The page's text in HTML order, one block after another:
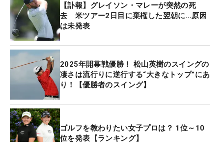
【訃報】グレイソン・マレーが突然の死
去 米ツアー2日目に棄権した翌朝に…原因
は未発表
2025年開幕戦優勝！ 松山英樹のスイングの
凄さは流行りに逆行する“大きなトップ”にあ
り！【優勝者のスイング】
ゴルフを教わりたい女子プロは？ 1位～10
位を発表【ランキング】